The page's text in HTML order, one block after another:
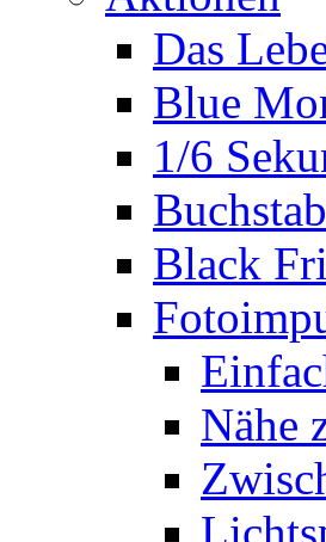
Das
Blue
1/6
Black
Nähe